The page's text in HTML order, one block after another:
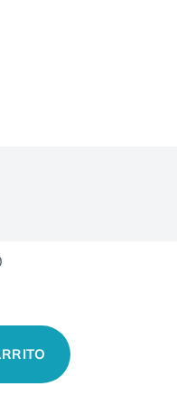
para asegurar la pantalla
fuego y de fácil limpieza.